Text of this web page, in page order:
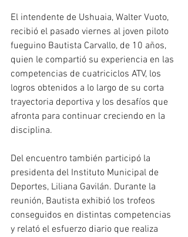
El intendente de Ushuaia, Walter Vuoto,
recibió el pasado viernes al joven piloto
fueguino Bautista Carvallo, de 10 años,
quien le compartió su experiencia en las
competencias de cuatriciclos ATV, los
logros obtenidos a lo largo de su corta
trayectoria deportiva y los desafíos que
afronta para continuar creciendo en la
disciplina.
Del encuentro también participó la
presidenta del Instituto Municipal de
Deportes, Liliana Gavilán. Durante la
reunión, Bautista exhibió los trofeos
conseguidos en distintas competencias
y relató el esfuerzo diario que realiza